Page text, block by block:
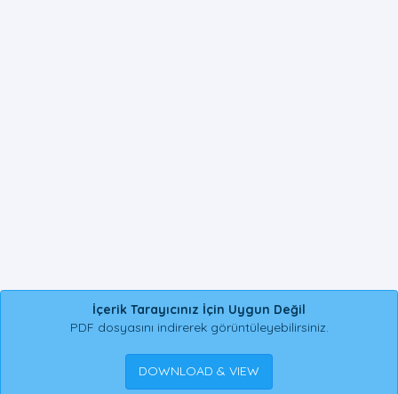
İçerik Tarayıcınız İçin Uygun Değil
PDF dosyasını indirerek görüntüleyebilirsiniz.
DOWNLOAD & VIEW